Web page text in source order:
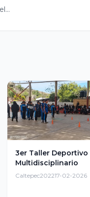
3er Taller Deportivo
Multidisciplinario
Caltepec202217-02-2026